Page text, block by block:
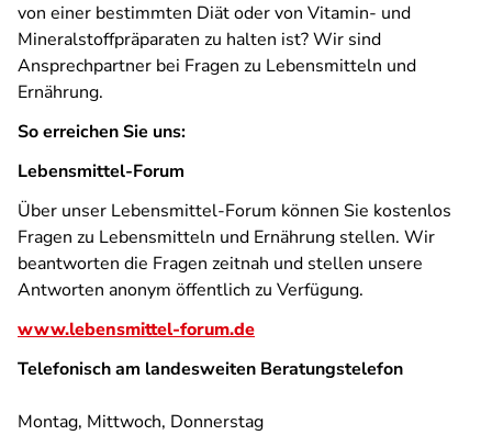
von einer bestimmten Diät oder von Vitamin- und
Mineralstoffpräparaten zu halten ist? Wir sind
Ansprechpartner bei Fragen zu Lebensmitteln und
Ernährung.
So erreichen Sie uns:
Lebensmittel-Forum
Über unser Lebensmittel-Forum können Sie kostenlos
Fragen zu Lebensmitteln und Ernährung stellen. Wir
beantworten die Fragen zeitnah und stellen unsere
Antworten anonym öffentlich zu Verfügung.
www.lebensmittel-forum.de
Telefonisch am landesweiten Beratungstelefon
Montag, Mittwoch, Donnerstag